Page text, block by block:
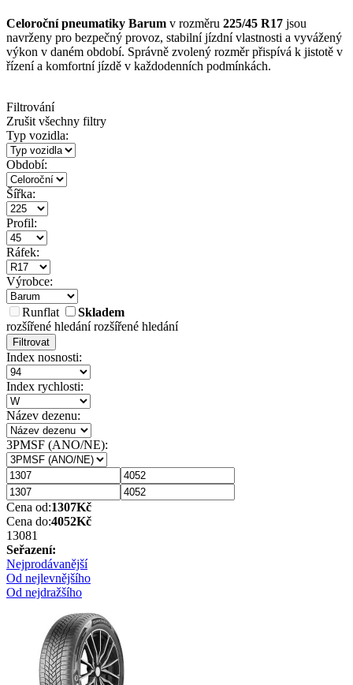
Celoroční pneumatiky Barum v rozměru 225/45 R17 jsou
navrženy pro bezpečný provoz, stabilní jízdní vlastnosti a vyvážený
výkon v daném období. Správně zvolený rozměr přispívá k jistotě v
řízení a komfortní jízdě v každodenních podmínkách.
Filtrování
Zrušit všechny filtry
Typ vozidla:
Období:
Šířka:
Profil:
Ráfek:
Výrobce:
Runflat
Skladem
rozšířené hledánírozšířené hledání
Filtrovat
Index nosnosti:
Index rychlosti:
Název dezenu:
3PMSF (ANO/NE):
Cena od:1307Kč
Cena do:4052Kč
13081
Seřazení:
Nejprodávanější
Od nejlevnějšího
Od nejdražšího